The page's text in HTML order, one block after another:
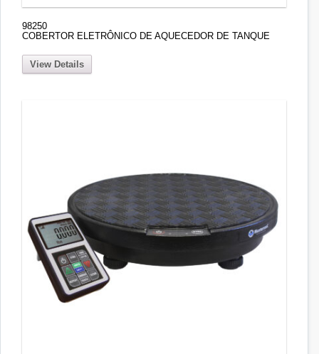
98250
COBERTOR ELETRÔNICO DE AQUECEDOR DE TANQUE
View Details